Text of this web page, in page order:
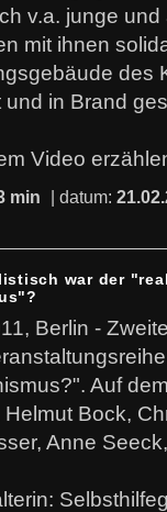
v.a. junge
mit ihnen
des
und in Brand
Video
min | datum:
war der
Berlin -
Auf
Helmut Bock,
Anne